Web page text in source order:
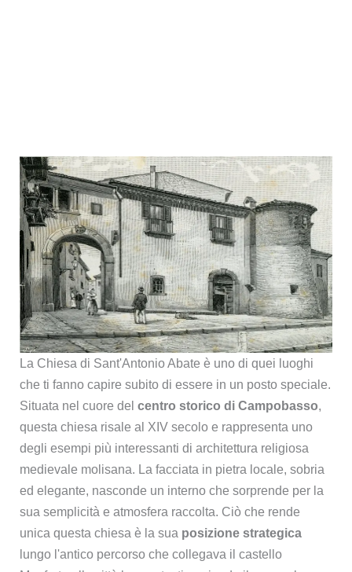
La Chiesa di Sant'Antonio Abate è uno di quei luoghi
che ti fanno capire subito di essere in un posto speciale.
Situata nel cuore del centro storico di Campobasso,
questa chiesa risale al XIV secolo e rappresenta uno
degli esempi più interessanti di architettura religiosa
medievale molisana. La facciata in pietra locale, sobria
ed elegante, nasconde un interno che sorprende per la
sua semplicità e atmosfera raccolta. Ciò che rende
unica questa chiesa è la sua posizione strategica
lungo l'antico percorso che collegava il castello